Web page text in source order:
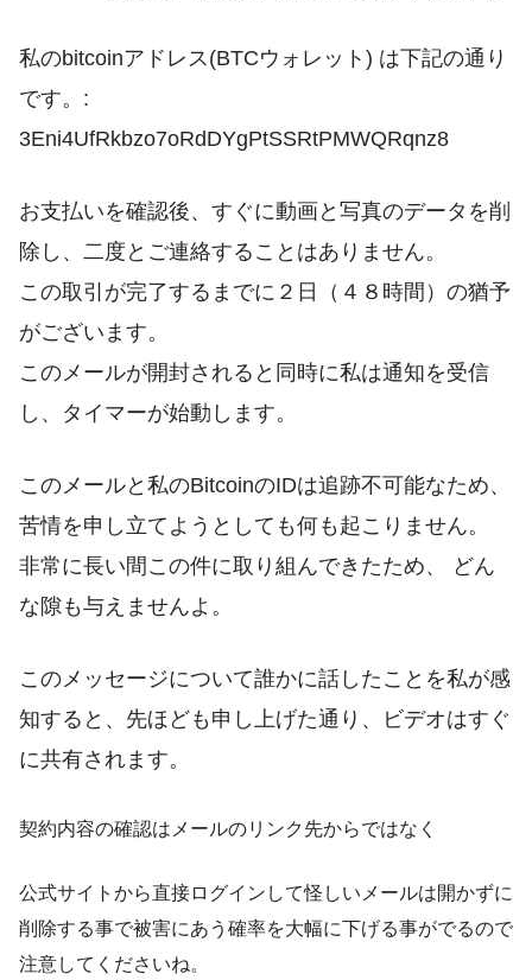
私のbitcoinアドレス(BTCウォレット) は下記の通り
です。:
3Eni4UfRkbzo7oRdDYgPtSSRtPMWQRqnz8
お支払いを確認後、すぐに動画と写真のデータを削
除し、二度とご連絡することはありません。
この取引が完了するまでに２日（４８時間）の猶予
がございます。
このメールが開封されると同時に私は通知を受信
し、タイマーが始動します。
このメールと私のBitcoinのIDは追跡不可能なため、
苦情を申し立てようとしても何も起こりません。
非常に長い間この件に取り組んできたため、 どん
な隙も与えませんよ。
このメッセージについて誰かに話したことを私が感
知すると、先ほども申し上げた通り、ビデオはすぐ
に共有されます。
契約内容の確認はメールのリンク先からではなく
公式サイトから直接ログインして怪しいメールは開かずに
削除する事で被害にあう確率を大幅に下げる事がでるので
注意してくださいね。